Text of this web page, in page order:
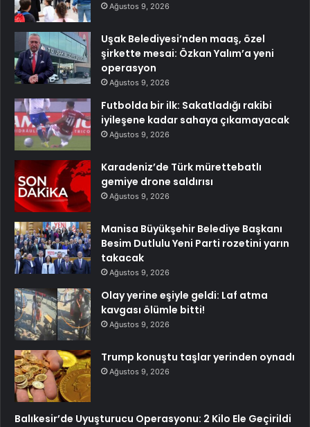
Ağustos 9, 2026
Uşak Belediyesi’nden maaş, özel
şirkette mesai: Özkan Yalım’a yeni
operasyon
Ağustos 9, 2026
Futbolda bir ilk: Sakatladığı rakibi
iyileşene kadar sahaya çıkamayacak
Ağustos 9, 2026
Karadeniz’de Türk mürettebatlı
gemiye drone saldırısı
Ağustos 9, 2026
Manisa Büyükşehir Belediye Başkanı
Besim Dutlulu Yeni Parti rozetini yarın
takacak
Ağustos 9, 2026
Olay yerine eşiyle geldi: Laf atma
kavgası ölümle bitti!
Ağustos 9, 2026
Trump konuştu taşlar yerinden oynadı
Ağustos 9, 2026
Balıkesir’de Uyuşturucu Operasyonu: 2 Kilo Ele Geçirildi